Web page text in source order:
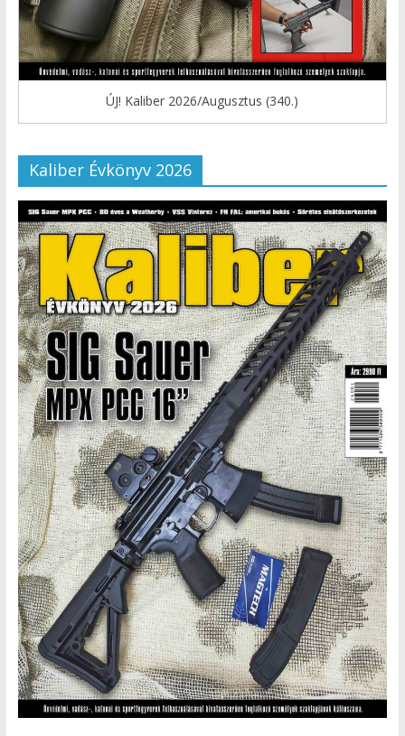
ÚJ! Kaliber 2026/Augusztus (340.)
Kaliber Évkönyv 2026